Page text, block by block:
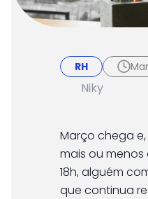
Dia da
RH
Niky
Março chega
mais ou
18h, alguém
que continua